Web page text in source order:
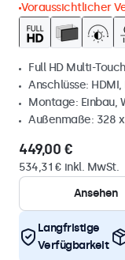
Voraussichtlicher
Full HD Multi-
Anschlüsse: HDMI,
Montage: Einbau,
Außenmaße: 328
449,00 €
534,31 € inkl. MwSt.
Ansehen
Langfristige
Verfügbarkeit